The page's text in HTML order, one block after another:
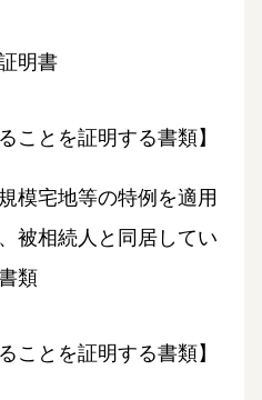
明書
ことを証明する書類】
模宅地等の特例を適用
被相続人と同居してい
類
ことを証明する書類】